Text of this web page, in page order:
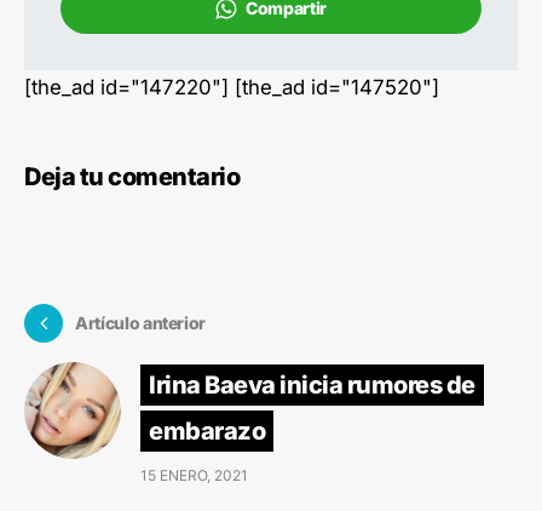
Compartir
[the_ad id="147220"] [the_ad id="147520"]
Deja tu comentario
Artículo anterior
Irina Baeva inicia rumores de
embarazo
15 ENERO, 2021